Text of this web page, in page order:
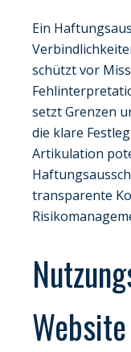
Ein
schützt vor
setzt Grenzen
die klare
Artikulation
transparente